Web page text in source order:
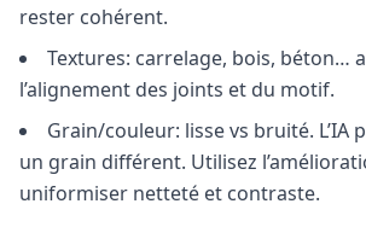
rester cohérent.
Textures: carrelage, bois, béton…
l’alignement des joints et du motif.
Grain/couleur: lisse vs bruité. L’IA
un grain différent. Utilisez
uniformiser netteté et contraste.